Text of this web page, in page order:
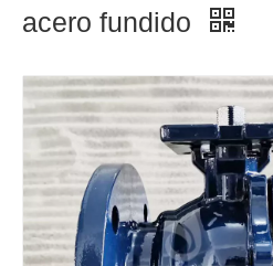
acero fundido